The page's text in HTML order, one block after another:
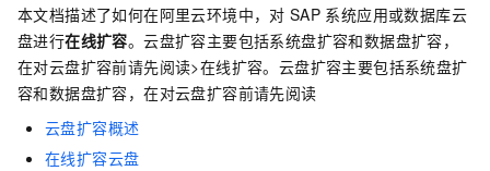
本文档描述了如何在阿里云环境中，对 SAP 系统应用或数据库云
盘进行在线扩容。云盘扩容主要包括系统盘扩容和数据盘扩容，
在对云盘扩容前请先阅读>在线扩容。云盘扩容主要包括系统盘扩
容和数据盘扩容，在对云盘扩容前请先阅读
云盘扩容概述
在线扩容云盘